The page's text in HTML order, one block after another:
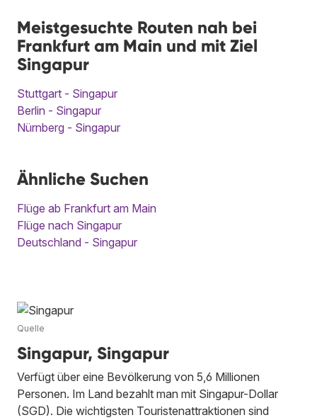
Meistgesuchte Routen nah bei
Frankfurt am Main und mit Ziel
Singapur
Stuttgart - Singapur
Berlin - Singapur
Nürnberg - Singapur
Ähnliche Suchen
Flüge ab Frankfurt am Main
Flüge nach Singapur
Deutschland - Singapur
Quelle
Singapur, Singapur
Verfügt über eine Bevölkerung von 5,6 Millionen
Personen. Im Land bezahlt man mit Singapur-Dollar
(SGD). Die wichtigsten Touristenattraktionen sind